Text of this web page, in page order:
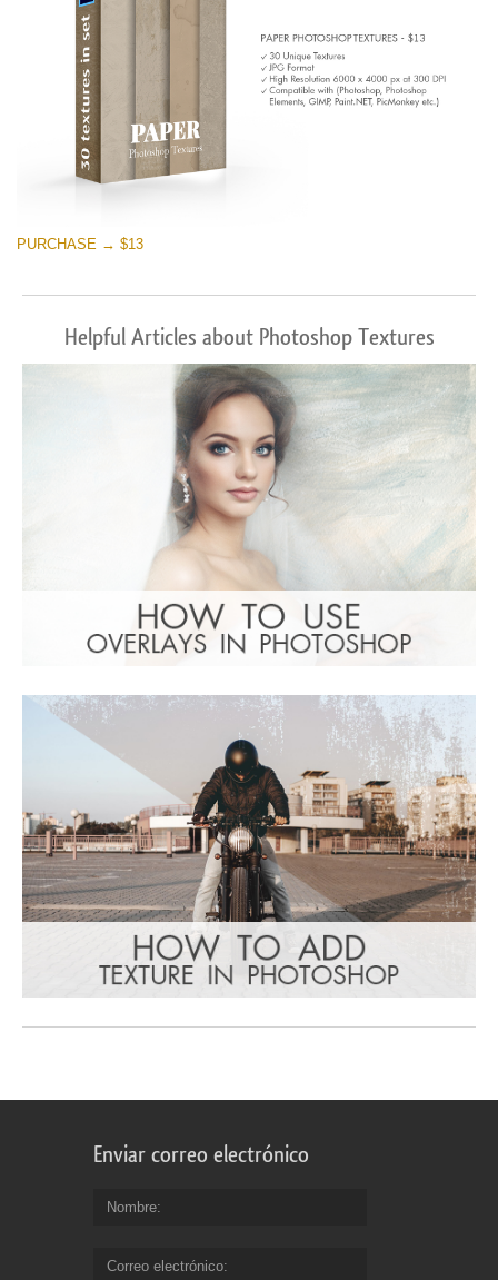
PURCHASE → $13
Helpful Articles about Photoshop Textures
Enviar correo electrónico
Nombre
Correo electrónico